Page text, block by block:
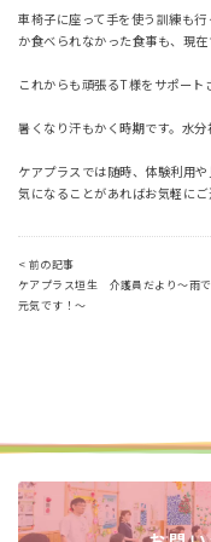
車椅子に座って手を使う訓練も
か食べられなかった食事も、現
これからも頑張るT様をサポート
暑くなり汗もかく時期です。水
ケアプラスでは随時、体験利用や
気になることがあればお気軽にご
< 前の記事
ケアプラス垣生 介護員だより～雨で
元気です！～